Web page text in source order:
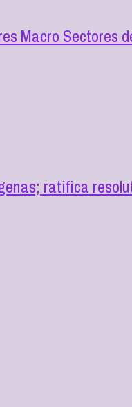
Macro Sectores
ratifica